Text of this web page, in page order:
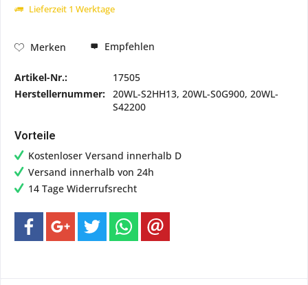
Lieferzeit 1 Werktage
Merken Empfehlen
Artikel-Nr.:
17505
Herstellernummer: 20WL-S2HH13, 20WL-S0G900, 20WL-
S42200
Vorteile
Kostenloser Versand innerhalb D
Versand innerhalb von 24h
14 Tage Widerrufsrecht